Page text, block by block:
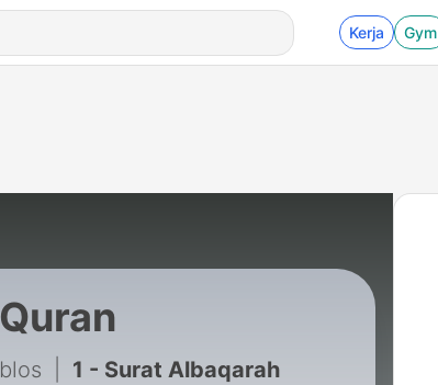
Kerja Gym
Quran
blos 1 - Surat Albaqarah